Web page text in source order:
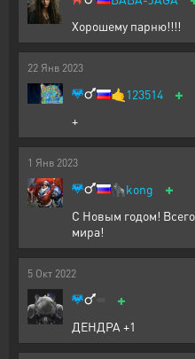
Хорошему парню!!!!
22 Янв 2023
🤙123514 +
+
1 Янв 2023
🦍kong +
С Новым годом!
мира!
5 Окт 2022
+
ДЕНДРА +1